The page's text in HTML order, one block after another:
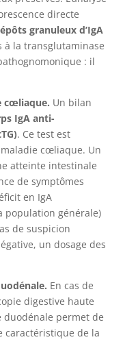
directe
granuleux d’IgA
à la transglutaminase
: il
cœliaque. Un bilan
IgA anti-
. Ce test est
cœliaque. Un
atteinte intestinale
de symptômes
en IgA
population générale)
de suspicion
un dosage des
En cas de
digestive haute
duodénale permet de
caractéristique de la